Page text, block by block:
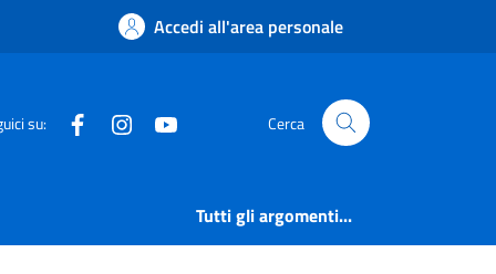
Accedi all'area personale
su: FacebookInstagram Cerca
Tutti gli argomenti...